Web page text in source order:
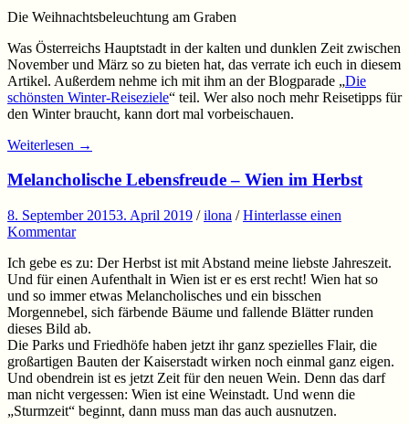
Die Weihnachtsbeleuchtung am Graben
Was Österreichs Hauptstadt in der kalten und dunklen Zeit zwischen
November und März so zu bieten hat, das verrate ich euch in diesem
Artikel. Außerdem nehme ich mit ihm an der Blogparade „Die
schönsten Winter-Reiseziele“ teil. Wer also noch mehr Reisetipps für
den Winter braucht, kann dort mal vorbeischauen.
Weiterlesen →
Melancholische Lebensfreude – Wien im Herbst
8. September 20153. April 2019 /ilona /Hinterlasse einen
Kommentar
Ich gebe es zu: Der Herbst ist mit Abstand meine liebste Jahreszeit.
Und für einen Aufenthalt in Wien ist er es erst recht! Wien hat so
und so immer etwas Melancholisches und ein bisschen
Morgennebel, sich färbende Bäume und fallende Blätter runden
dieses Bild ab.
Die Parks und Friedhöfe haben jetzt ihr ganz spezielles Flair, die
großartigen Bauten der Kaiserstadt wirken noch einmal ganz eigen.
Und obendrein ist es jetzt Zeit für den neuen Wein. Denn das darf
man nicht vergessen: Wien ist eine Weinstadt. Und wenn die
„Sturmzeit“ beginnt, dann muss man das auch ausnutzen.